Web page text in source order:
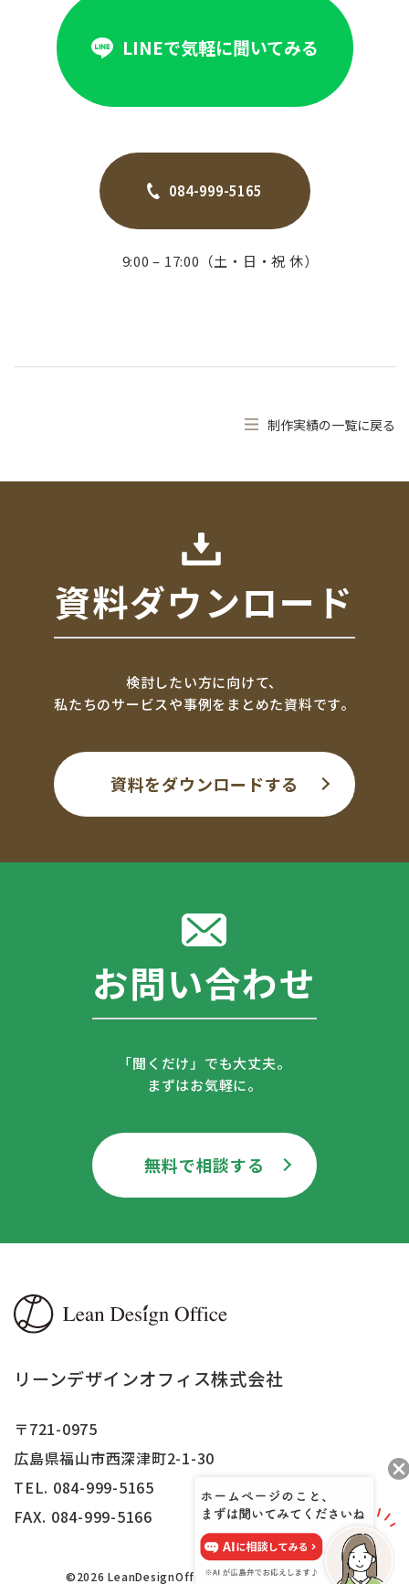
LINEで気軽に聞いてみる
084-999-5165
9:00 – 17:00（土・日・祝 休）
制作実績の一覧に戻る
資料ダウンロード
検討したい方に向けて、
私たちのサービスや事例をまとめた資料です。
資料をダウンロードする
お問い合わせ
「聞くだけ」でも大丈夫。
まずはお気軽に。
無料で相談する
リーンデザインオフィス株式会社
〒721-0975
広島県福山市西深津町2-1-30
TEL. 084-999-5165
FAX. 084-999-5166
©2026 LeanDesignOffice,Inc.All right reserved.